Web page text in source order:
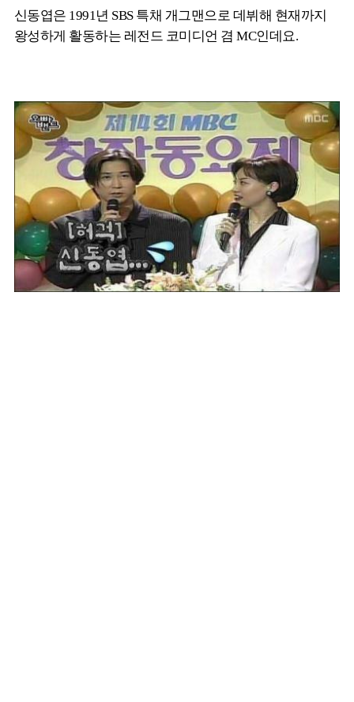
신동엽은 1991년 SBS 특채 개그맨으로 데뷔해 현재까지
왕성하게 활동하는 레전드 코미디언 겸 MC인데요.